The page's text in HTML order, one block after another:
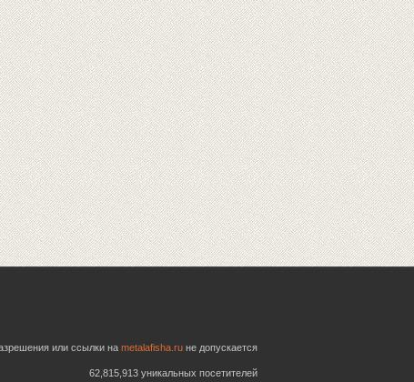
или ссылки на metalafisha.ru не допускается
62,815,913 уникальных посетителей